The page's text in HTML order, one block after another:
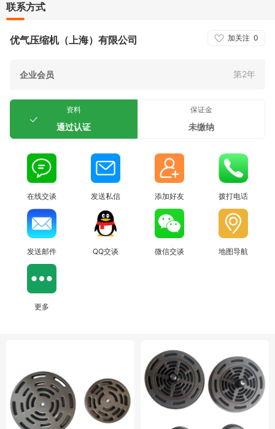
联系方式
加关注 0
优气压缩机（上海）有限公司
企业会员 第2年
资料
通过认证
保证金
未缴纳
在线交谈 发送私信 添加好友 拨打电话
发送邮件 QQ交谈 微信交谈 地图导航
更多